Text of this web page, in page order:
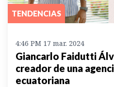
TENDENCIAS
4:46 PM 17 mar. 2024
Giancarlo Faidutti
creador de una
ecuatoriana